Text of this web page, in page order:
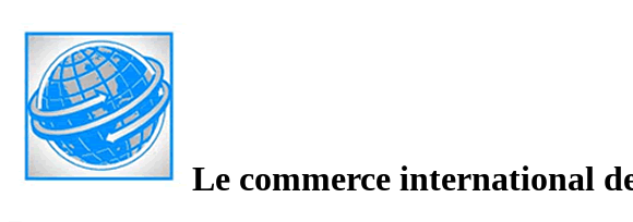
Le commerce international